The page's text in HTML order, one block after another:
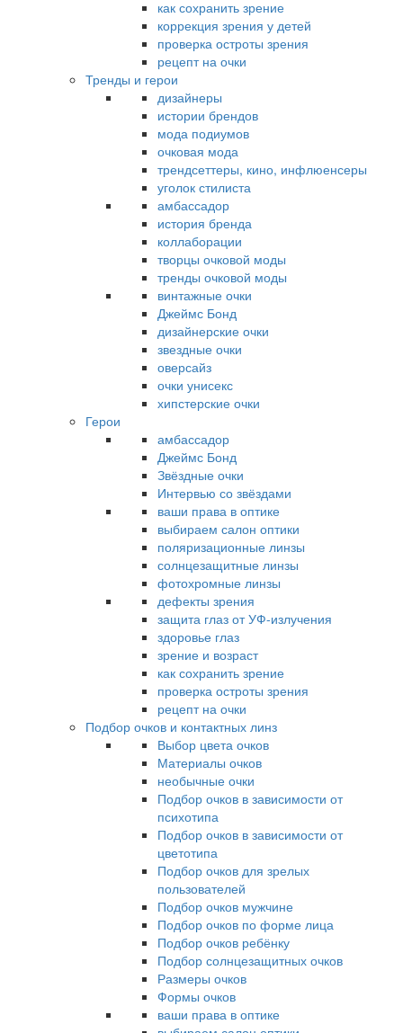
как сохранить зрение
коррекция зрения у детей
проверка остроты зрения
рецепт на очки
Тренды и герои
дизайнеры
истории брендов
мода подиумов
очковая мода
трендсеттеры, кино, инфлюенсеры
уголок стилиста
амбассадор
история бренда
коллаборации
творцы очковой моды
тренды очковой моды
винтажные очки
Джеймс Бонд
дизайнерские очки
звездные очки
оверсайз
очки унисекс
хипстерские очки
Герои
амбассадор
Джеймс Бонд
Звёздные очки
Интервью со звёздами
ваши права в оптике
выбираем салон оптики
поляризационные линзы
солнцезащитные линзы
фотохромные линзы
дефекты зрения
защита глаз от УФ-излучения
здоровье глаз
зрение и возраст
как сохранить зрение
проверка остроты зрения
рецепт на очки
Подбор очков и контактных линз
Выбор цвета очков
Материалы очков
необычные очки
Подбор очков в зависимости от
психотипа
Подбор очков в зависимости от
цветотипа
Подбор очков для зрелых
пользователей
Подбор очков мужчине
Подбор очков по форме лица
Подбор очков ребёнку
Подбор солнцезащитных очков
Размеры очков
Формы очков
ваши права в оптике